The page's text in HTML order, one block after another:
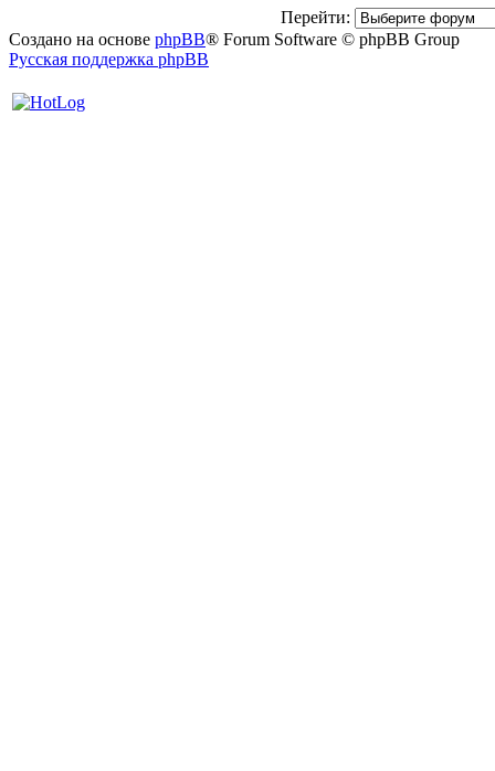
Перейти:
Создано на основе phpBB® Forum Software © phpBB Group
Русская поддержка phpBB